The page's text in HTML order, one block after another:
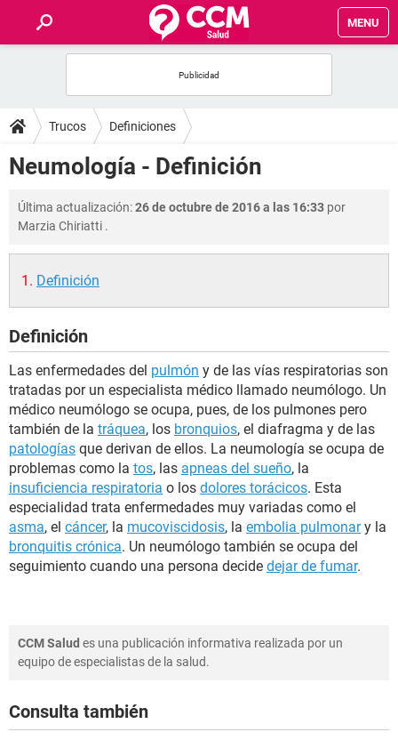
MENU
FOROS
SALUD
FAMILIA
NUTRICIÓN
SEXUALIDAD
GLOSARIO
Trucos Definiciones
Neumología - Definición
Última actualización:26 de octubre de 2016 a las 16:33 por
Marzia Chiriatti .
Definición
Definición
Las enfermedades del pulmón y de las vías respiratorias son
tratadas por un especialista médico llamado neumólogo. Un
médico neumólogo se ocupa, pues, de los pulmones pero
también de la tráquea, los bronquios, el diafragma y de las
patologías que derivan de ellos. La neumología se ocupa de
problemas como la tos, las apneas del sueño, la
insuficiencia respiratoria o los dolores torácicos. Esta
especialidad trata enfermedades muy variadas como el
asma, el cáncer, la mucoviscidosis, la embolia pulmonary la
bronquitis crónica. Un neumólogo también se ocupa del
seguimiento cuando una persona decide dejar de fumar.
CCM Salud es una publicación informativa realizada por un
equipo de especialistas de la salud.
Consulta también